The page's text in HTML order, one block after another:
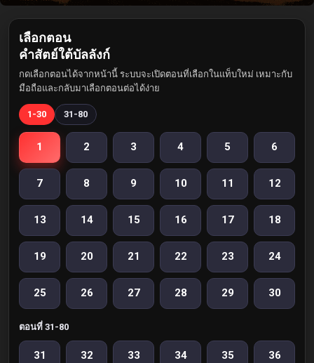
เลือกตอน
คำสัตย์ใต้บัลลังก์
กดเลือกตอนได้จากหน้านี้ ระบบจะเปิดตอนที่เลือกในแท็บใหม่ เหมาะกับ
มือถือและกลับมาเลือกตอนต่อได้ง่าย
1-30 31-80
1 2 3 4 5 6
7 8 9 10 11 12
13 14 15 16 17 18
19 20 21 22 23 24
25 26 27 28 29 30
ตอนที่ 31-80
31 32 33 34 35 36